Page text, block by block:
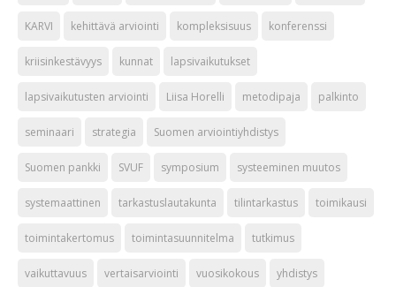
KARVI kehittävä arviointi kompleksisuus konferenssi
kriisinkestävyys kunnat lapsivaikutukset
lapsivaikutusten arviointi Liisa Horelli metodipaja palkinto
seminaari strategia Suomen arviointiyhdistys
Suomen pankki SVUF symposium systeeminen muutos
systemaattinen tarkastuslautakunta tilintarkastus toimikausi
toimintakertomus toimintasuunnitelma tutkimus
vaikuttavuus vertaisarviointi vuosikokous yhdistys